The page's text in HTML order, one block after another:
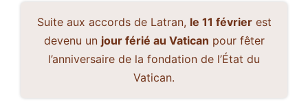
Suite aux accords de Latran, le 11 févrierest
devenu un jour férié au Vatican pour fêter
l’anniversaire de la fondation de l’État du
Vatican.